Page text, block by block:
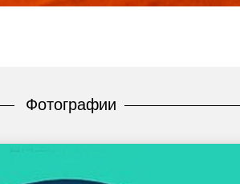
Фотографии